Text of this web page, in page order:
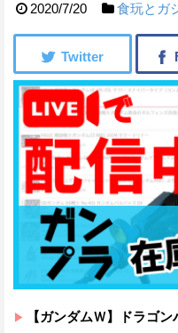
2020/7/20 食玩とガ
【ガンダムＷ】ドラゴンハングってか